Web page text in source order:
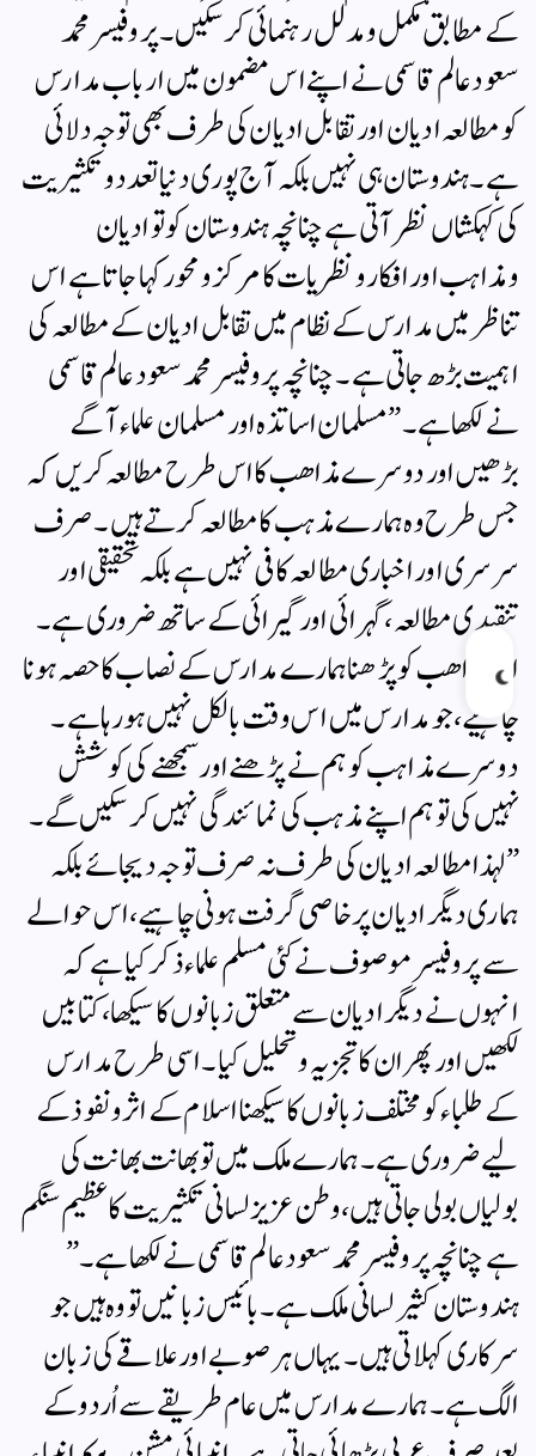
کے مطابق مکمل و مدلل رہنمائی کرسکیں۔پروفیسر محمد
سعود عالم قاسمی نے اپنے اس مضمون میں ارباب مدارس
کو مطالعہ ادیان اور تقابل ادیان کی طرف بھی توجہ دلائی
ہے۔ ہندوستان ہی نہیں بلکہ آ ج پوری دنیا تعدد وتکثیریت
کی کہکشاں نظر آ تی ہے چنانچہ ہندوستان کو تو ادیان
ومذاہب اور افکار ونظریات کا مرکز و محور کہا جاتاہے اس
تناظر میں مدارس کے نظام میں تقابل ادیان کے مطالعہ کی
اہمیت بڑھ جاتی ہے۔ چنانچہ پروفیسر محمد سعود عالم قاسمی
نے لکھا ہے۔ ” مسلمان اساتذہ اور مسلمان علماء آ گے
بڑھیں اور دوسرے مذاھب کا اس طرح مطالعہ کریں کہ
جس طرح وہ ہمارے مذہب کا مطالعہ کرتے ہیں۔ صرف
سر سری اور اخباری مطالعہ کافی نہیں ہے بلکہ تحقیقی اور
تنقیدی مطالعہ ،گہرائی اور گیرائی کے ساتھ ضروری ہے۔
ان مذاھب کو پڑھنا ہمارے مدارس کے نصاب کا حصہ ہونا
چاہیے ، جو مدارس میں اس وقت بالکل نہیں ہورہاہے ۔
دوسرے مذاہب کو ہم نے پڑھنے اور سمجھنے کی کوشش
نہیں کی تو ہم اپنے مذہب کی نمائندگی نہیں کر سکیں گے۔
” لہذا مطالعہ ادیان کی طرف نہ صرف توجہ دیجائے بلکہ
ہماری دیگر ادیان پر خاصی گرفت ہونی چاہیے، اس حوالے
سے پروفیسر موصوف نے کئی مسلم علماء ذکر کیا ہے کہ
انہوں نے دیگر ادیان سے متعلق زبانوں کا سیکھا ،کتابیں
لکھیں اور پھر ان کا تجزیہ وتحلیل کیا۔ اسی طرح مدارس
کے طلباء کو مختلف زبانوں کا سیکھنا اسلام کے اثر ونفوذ کے
لیے ضروری ہے ۔ہمارے ملک میں تو بھانت بھانت کی
بولیاں بولی جاتی ہیں، وطن عزیز لسانی تکثیریت کا عظیم سنگم
ہے چنانچہ پروفیسر محمد سعود عالم قاسمی نے لکھا ہے۔ ”
ہندوستان کثیر لسانی ملک ہے۔ بائیس زبانیں تو وہ ہیں جو
سرکاری کہلاتی ہیں۔ یہاں ہر صوبے اور علاقے کی زبان
الگ ہے ۔ ہمارے مدارس میں عام طریقے سے اُردو کے